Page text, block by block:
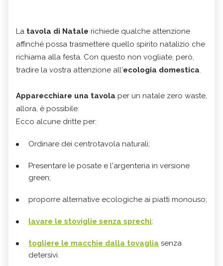
La tavola di Natale richiede qualche attenzione
affinché possa trasmettere quello spirito natalizio che
richiama alla festa. Con questo non vogliate, però,
tradire la vostra attenzione all'ecologia domestica.
Apparecchiare una tavola per un natale zero waste,
allora, è possibile:
Ecco alcune dritte per:
Ordinare dei centrotavola naturali;
Presentare le posate e l'argenteria in versione
green;
proporre alternative ecologiche ai piatti monouso;
lavare le stoviglie senza sprechi;
togliere le macchie dalla tovaglia senza
detersivi.